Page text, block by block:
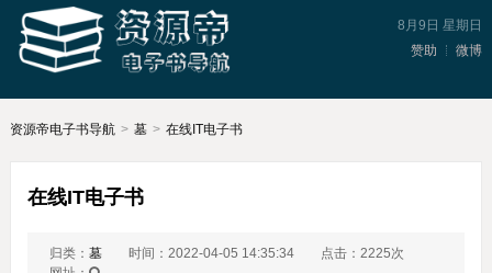
8月9日 星期日
赞助
微博
资源帝电子书导航 > 墓 > 在线IT电子书
在线IT电子书
归类： 墓 时间：2022-04-05 14:35:34
点击：2225次